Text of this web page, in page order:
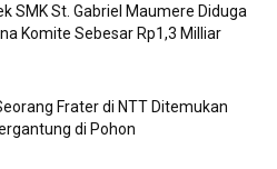
SMK St. Gabriel Maumere Diduga
Komite Sebesar Rp1,3 Milliar
Frater di NTT Ditemukan
di Pohon